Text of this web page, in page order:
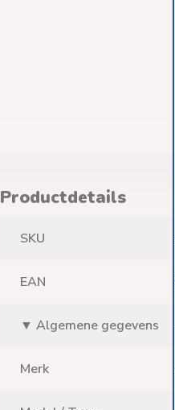
Productdetails
SKU
EAN
▼ Algemene gegevens
Merk